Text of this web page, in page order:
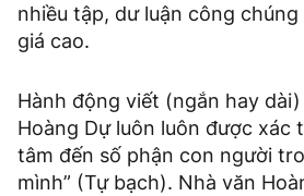
nhiều tập, dư luận công
giá cao.
Hành động viết (ngắn hay
Hoàng Dự luôn luôn được xác
tâm đến số phận con người
mình” (Tự bạch). Nhà văn